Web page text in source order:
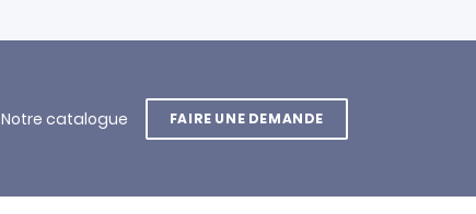
Notre catalogue FAIRE UNE DEMANDE